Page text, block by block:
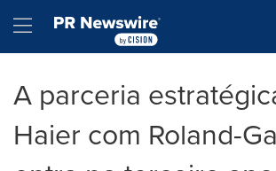
Hamburger menu
A parceria
Haier com Roland-